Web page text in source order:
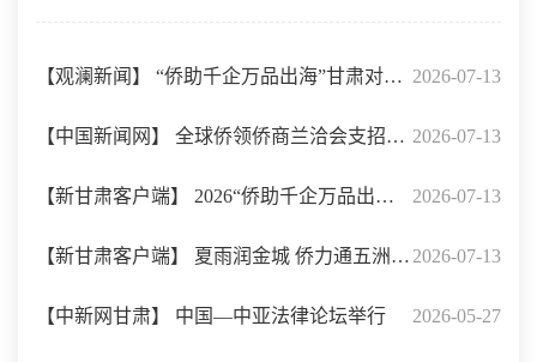
2026-07-13
【观澜新闻】 “侨助千企万品出海”甘肃对接
活动举行 2026-07-13
【中国新闻网】 全球侨领侨商兰洽会支招
“一碗面”出海 2026-07-13
【新甘肃客户端】 2026“侨助千企万品出海”
甘肃对接活动举行 2026-07-13
【新甘肃客户端】 夏雨润金城 侨力通五洲
——2026“侨助千企万品出海行动”甘肃对接 2026-05-27
【中新网甘肃】 中国—中亚法律论坛举行